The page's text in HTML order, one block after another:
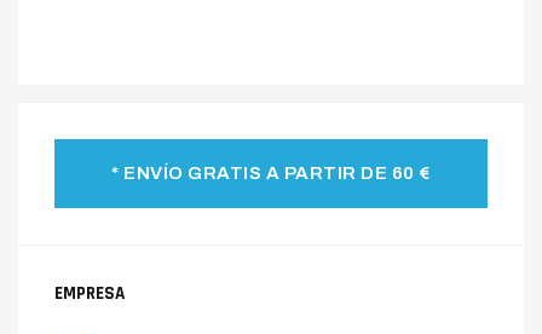
* ENVÍO GRATIS A PARTIR DE 60 €
EMPRESA